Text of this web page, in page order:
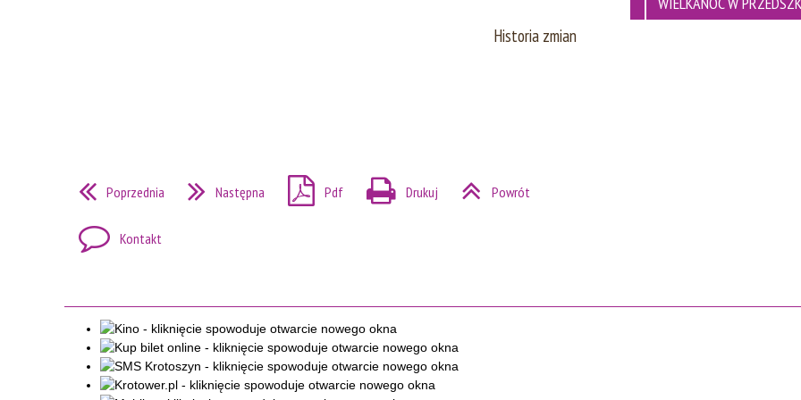
Historia zmian
Poprzednia Następna Pdf Drukuj Powrót
Kontakt